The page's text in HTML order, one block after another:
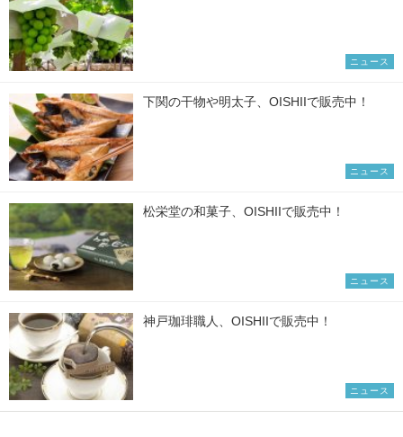
ニュース
下関の干物や明太子、OISHIIで販売中！
ニュース
松栄堂の和菓子、OISHIIで販売中！
ニュース
神戸珈琲職人、OISHIIで販売中！
ニュース